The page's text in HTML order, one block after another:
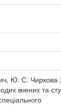
Ю. С. Чиркова
вчених та